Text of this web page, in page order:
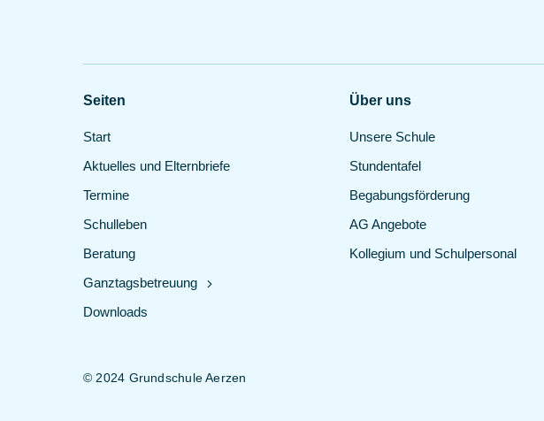
Seiten
Start
Aktuelles und Elternbriefe
Termine
Schulleben
Beratung
Ganztagsbetreuung
Downloads
Über uns
Unsere Schule
Stundentafel
Begabungsförderung
AG Angebote
Kollegium und Schulpersonal
© 2024 Grundschule Aerzen